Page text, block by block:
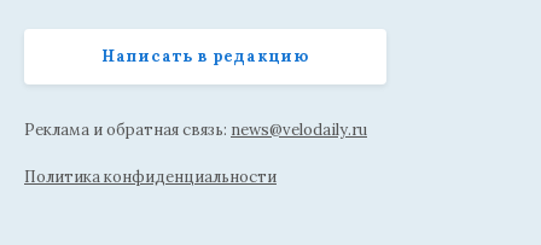
Написать в редакцию
Реклама и обратная связь: news@velodaily.ru
Политика конфиденциальности